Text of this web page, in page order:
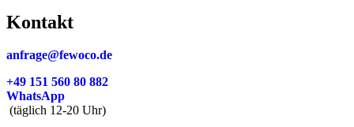
Kontakt
anfrage@fewoco.de
+49 151 560 80 882
WhatsApp
(täglich 12-20 Uhr)